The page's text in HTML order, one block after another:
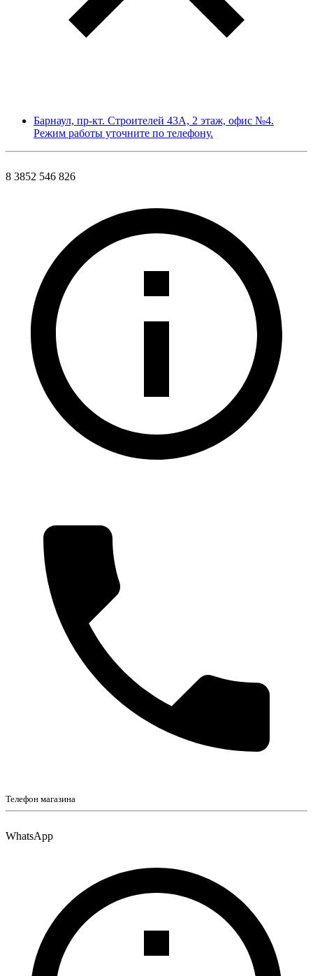
Барнаул, пр-кт. Строителей 43А, 2 этаж, офис №4.
Режим работы уточните по телефону.
8 3852 546 826
Телефон магазина
WhatsApp